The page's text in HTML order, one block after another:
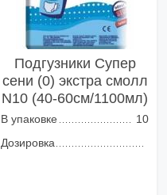
Подгузники Супер
сени (0) экстра смолл
N10 (40-60см/1100мл)
В упаковке
10
Дозировка